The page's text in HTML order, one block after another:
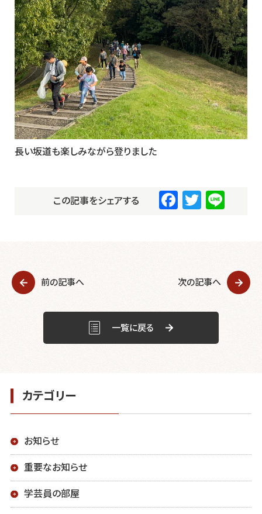
長い坂道も楽しみながら登りました
この記事をシェアする
F
b
o
o
T Li
前の記事へ 次の記事へ
一覧に戻る
カテゴリー
お知らせ
重要なお知らせ
学芸員の部屋